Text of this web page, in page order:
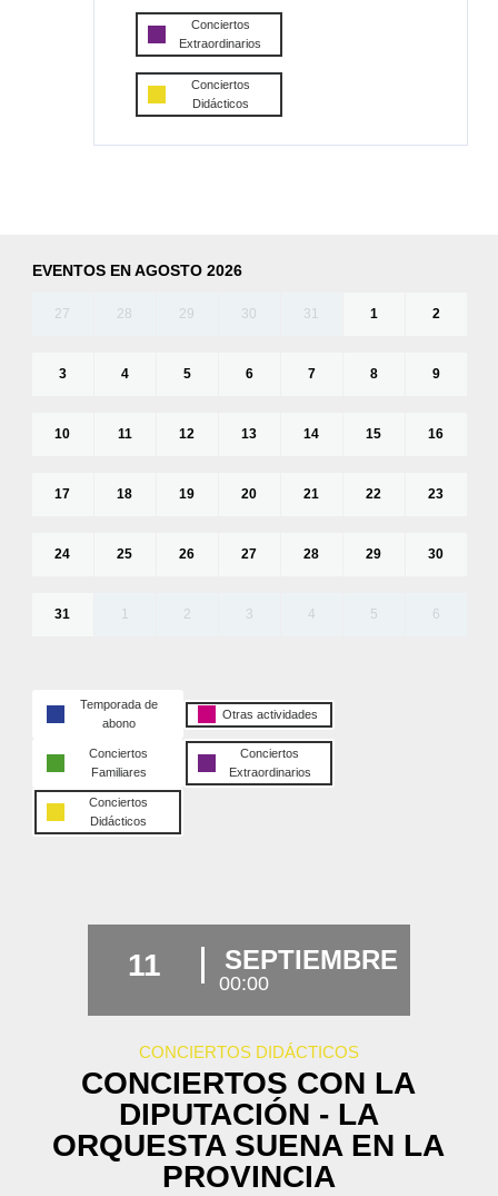
Conciertos
Extraordinarios
Conciertos
Didácticos
EVENTOS EN AGOSTO 2026
27 28 29 30 31 1 2
3 4 5 6 7 8 9
10 11 12 13 14 15 16
17 18 19 20 21 22 23
24 25 26 27 28 29 30
31 1 2 3 4 5 6
Temporada de
abono
Otras actividades
Conciertos
Familiares
Conciertos
Extraordinarios
Conciertos
Didácticos
11 SEPTIEMBRE
00:00
CONCIERTOS DIDÁCTICOS
CONCIERTOS CON LA
DIPUTACIÓN - LA
ORQUESTA SUENA EN LA
PROVINCIA